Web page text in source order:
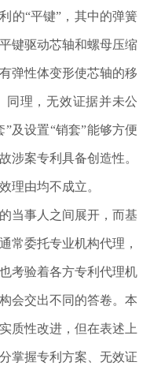
的“平键”，其中的弹簧
键驱动芯轴和螺母压缩
弹性体变形使芯轴的移
同理，无效证据并未公
及设置“销套”能够方便
涉案专利具备创造性。
理由均不成立。
当事人之间展开，而基
常委托专业机构代理，
考验着各方专利代理机
会交出不同的答卷。本
质性改进，但在表述上
掌握专利方案、无效证